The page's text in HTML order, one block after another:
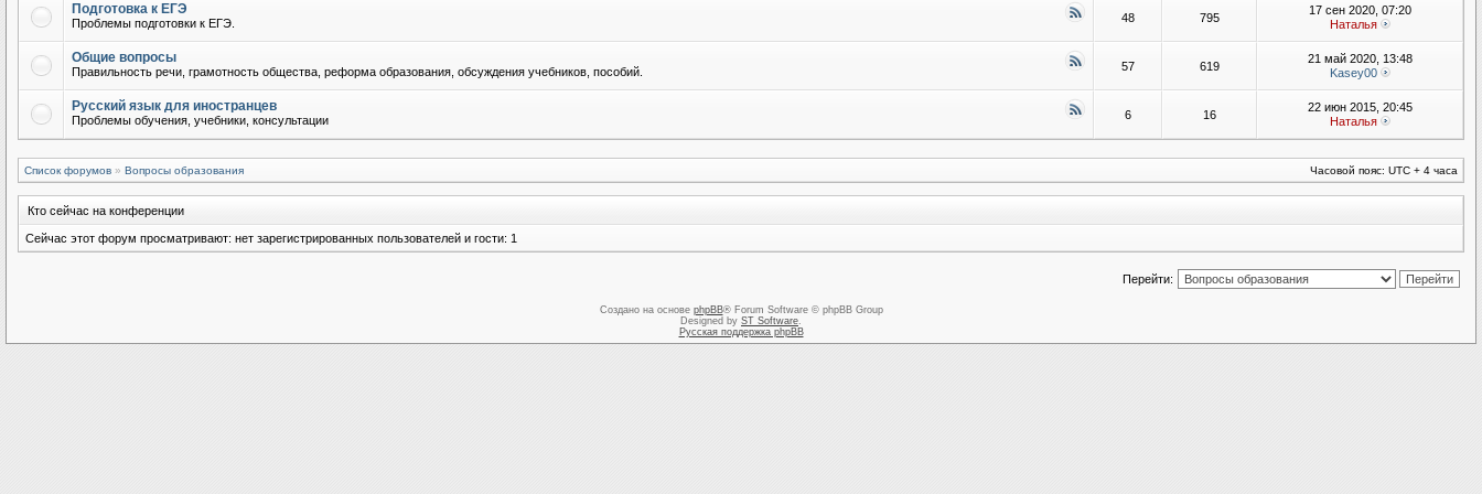
Подготовка к ЕГЭ
Проблемы подготовки к ЕГЭ. 48 795
17 сен 2020, 07:20
Наталья
Общие вопросы
Правильность речи, грамотность общества, реформа образования, обсуждения учебников, пособий. 57 619
21 май 2020, 13:48
Kasey00
Русский язык для иностранцев
Проблемы обучения, учебники, консультации 6 16
22 июн 2015, 20:45
Наталья
Список форумов » Вопросы образования Часовой пояс: UTC + 4 часа
Кто сейчас на конференции
Сейчас этот форум просматривают: нет зарегистрированных пользователей и гости: 1
Перейти:
Создано на основе phpBB® Forum Software © phpBB Group
Designed by ST Software.
Русская поддержка phpBB